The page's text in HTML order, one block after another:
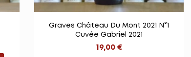
Vue rapide
Graves Château Du Mont 2021 N°1
Cuvée Gabriel 2021
19,00 €